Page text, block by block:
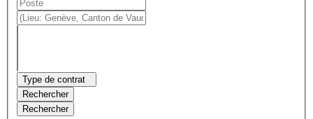
Type de contrat
Rechercher
Rechercher